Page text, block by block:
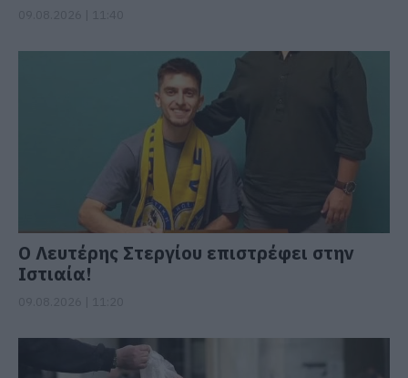
Ο Λευτέρης Στεργίου επιστρέφει στην
Ιστιαία!